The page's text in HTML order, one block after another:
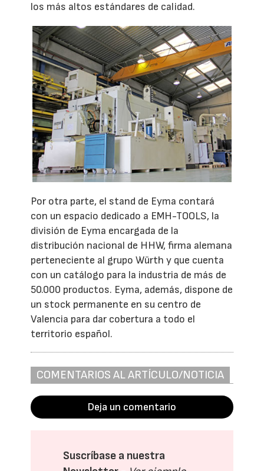
los más altos estándares de calidad.
Por otra parte, el stand de Eyma contará
con un espacio dedicado a EMH-TOOLS, la
división de Eyma encargada de la
distribución nacional de HHW, firma alemana
perteneciente al grupo Würth y que cuenta
con un catálogo para la industria de más de
50.000 productos. Eyma, además, dispone de
un stock permanente en su centro de
Valencia para dar cobertura a todo el
territorio español.
COMENTARIOS AL ARTÍCULO/NOTICIA
Deja un comentario
Suscríbase a nuestra